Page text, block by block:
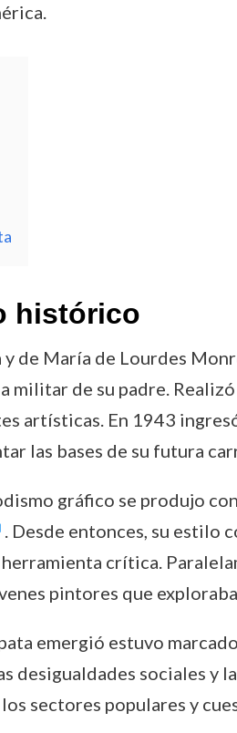
histórico
de María de Lourdes
de su padre.
artísticas. En 1943
las bases de su futura
gráfico se produjo
. Desde entonces, su estilo
crítica.
pintores que
emergió estuvo
desigualdades sociales
sectores populares y